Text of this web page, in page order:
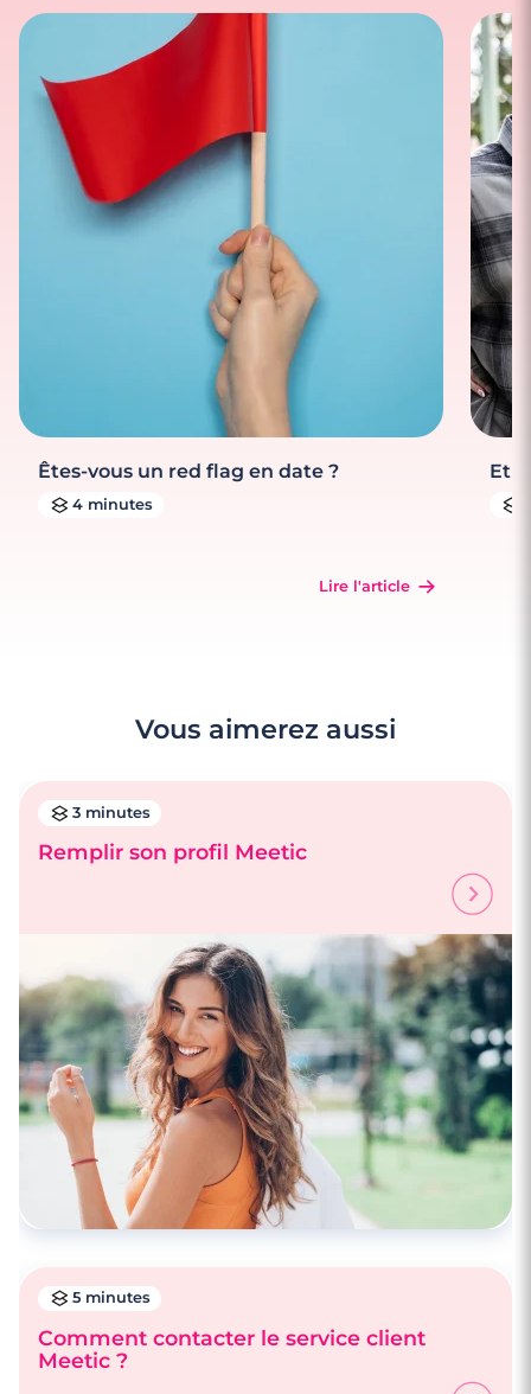
Êtes-vous un red flag en date ?
4 minutes
Lire l'article
Et
Vous aimerez aussi
3 minutes
Remplir son profil Meetic
5 minutes
Comment contacter le service client
Meetic ?